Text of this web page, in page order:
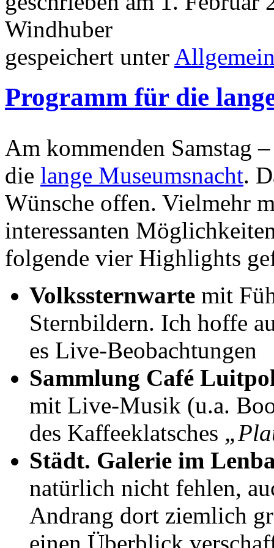
Windhuber
gespeichert unter
Programm für die
Am kommenden Samstag
die lange Museumsnacht.
Wünsche offen. Vielmehr
interessanten
folgende vier Highlights
Volkssternwarte mit
Sternbildern. Ich hoffe
es Live-Beobachtungen
Sammlung Café
mit Live-Musik (u.a.
des Kaffeeklatsches
Städt. Galerie im
natürlich nicht fehlen,
Andrang dort ziemlich